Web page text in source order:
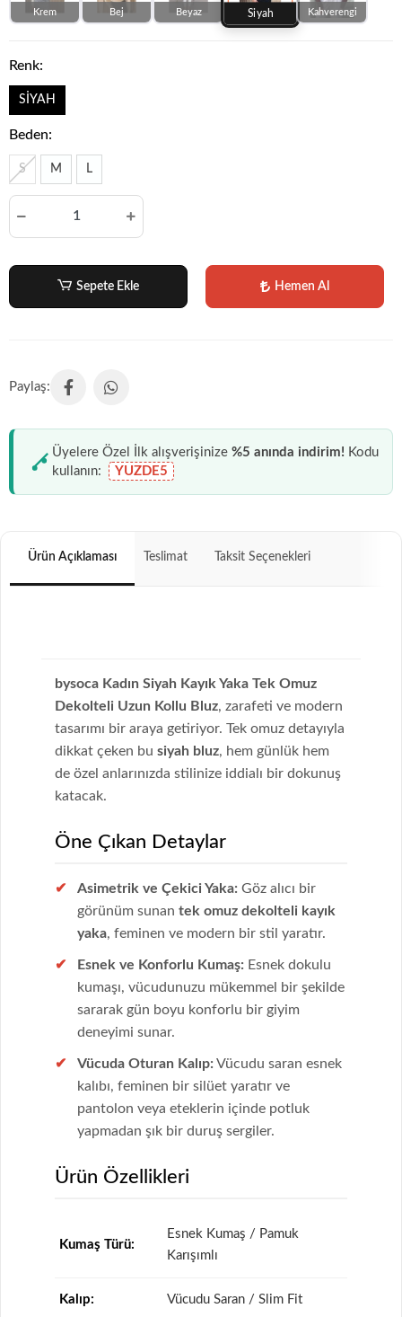
Krem Bej Beyaz Siyah Kahverengi
Renk:
SİYAH
Beden:
S M L
Sepete Ekle Hemen Al
Üyelere Özel İlk alışverişinize %5 anında indirim! Kodu
kullanın:
YUZDE5
Ürün Açıklaması Teslimat Taksit Seçenekleri
bysoca Kadın Siyah Kayık Yaka Tek Omuz
Dekolteli Uzun Kollu Bluz, zarafeti ve modern
tasarımı bir araya getiriyor. Tek omuz detayıyla
dikkat çeken bu siyah bluz, hem günlük hem
de özel anlarınızda stilinize iddialı bir dokunuş
katacak.
Öne Çıkan Detaylar
Asimetrik ve Çekici Yaka: Göz alıcı bir
görünüm sunan tek omuz dekolteli kayık
yaka, feminen ve modern bir stil yaratır.
Esnek ve Konforlu Kumaş: Esnek dokulu
kumaşı, vücudunuzu mükemmel bir şekilde
sararak gün boyu konforlu bir giyim
deneyimi sunar.
Vücuda Oturan Kalıp: Vücudu saran esnek
kalıbı, feminen bir silüet yaratır ve
pantolon veya eteklerin içinde potluk
yapmadan şık bir duruş sergiler.
Ürün Özellikleri
Kumaş Türü:
Esnek Kumaş / Pamuk
Karışımlı
Kalıp: Vücudu Saran / Slim Fit